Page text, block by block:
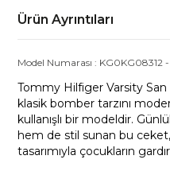
Ürün Ayrıntıları
Model Numarası : KG0KG08312
Tommy Hilfiger Varsity
klasik bomber tarzını
kullanışlı bir modeldir.
hem de stil sunan bu
tasarımıyla çocukların